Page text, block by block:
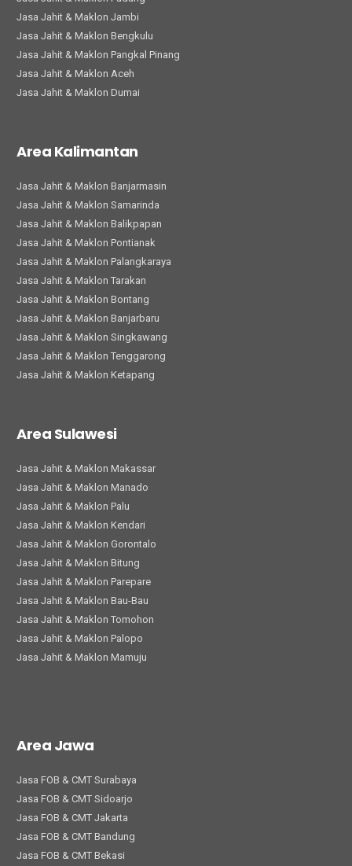
Jasa Jahit & Maklon Jambi
Jasa Jahit & Maklon Bengkulu
Jasa Jahit & Maklon Pangkal Pinang
Jasa Jahit & Maklon Aceh
Jasa Jahit & Maklon Dumai
Area Kalimantan
Jasa Jahit & Maklon Banjarmasin
Jasa Jahit & Maklon Samarinda
Jasa Jahit & Maklon Balikpapan
Jasa Jahit & Maklon Pontianak
Jasa Jahit & Maklon Palangkaraya
Jasa Jahit & Maklon Tarakan
Jasa Jahit & Maklon Bontang
Jasa Jahit & Maklon Banjarbaru
Jasa Jahit & Maklon Singkawang
Jasa Jahit & Maklon Tenggarong
Jasa Jahit & Maklon Ketapang
Area Sulawesi
Jasa Jahit & Maklon Makassar
Jasa Jahit & Maklon Manado
Jasa Jahit & Maklon Palu
Jasa Jahit & Maklon Kendari
Jasa Jahit & Maklon Gorontalo
Jasa Jahit & Maklon Bitung
Jasa Jahit & Maklon Parepare
Jasa Jahit & Maklon Bau-Bau
Jasa Jahit & Maklon Tomohon
Jasa Jahit & Maklon Palopo
Jasa Jahit & Maklon Mamuju
Area Jawa
Jasa FOB & CMT Surabaya
Jasa FOB & CMT Sidoarjo
Jasa FOB & CMT Jakarta
Jasa FOB & CMT Bandung
Jasa FOB & CMT Bekasi